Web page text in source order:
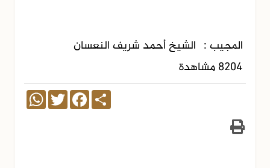
المجيب : الشيخ أحمد شريف النعسان
8204 مشاهدة
Share
Facebook
Twitter
WhatsApp